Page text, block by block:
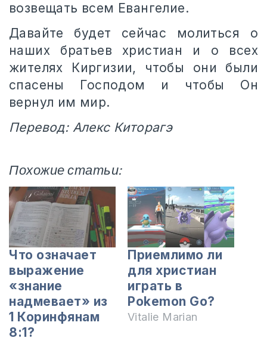
возвещать всем Евангелие.
Давайте будет сейчас молиться о
наших братьев христиан и о всех
жителях Киргизии, чтобы они были
спасены Господом и чтобы Он
вернул им мир.
Перевод: Алекс Киторагэ
Похожие статьи:
Что означает
выражение
«знание
надмевает» из
1 Коринфянам
8:1?
Приемлимо ли
для христиан
играть в
Pokemon Go?
Vitalie Marian